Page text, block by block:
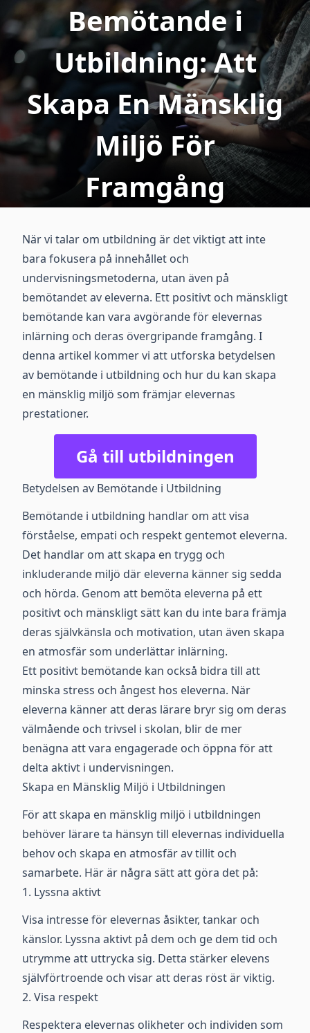
Bemötande i
Utbildning: Att
Skapa En Mänsklig
Miljö För
Framgång
När vi talar om utbildning är det viktigt att inte
bara fokusera på innehållet och
undervisningsmetoderna, utan även på
bemötandet av eleverna. Ett positivt och mänskligt
bemötande kan vara avgörande för elevernas
inlärning och deras övergripande framgång. I
denna artikel kommer vi att utforska betydelsen
av bemötande i utbildning och hur du kan skapa
en mänsklig miljö som främjar elevernas
prestationer.
Gå till utbildningen
Betydelsen av Bemötande i Utbildning
Bemötande i utbildning handlar om att visa
förståelse, empati och respekt gentemot eleverna.
Det handlar om att skapa en trygg och
inkluderande miljö där eleverna känner sig sedda
och hörda. Genom att bemöta eleverna på ett
positivt och mänskligt sätt kan du inte bara främja
deras självkänsla och motivation, utan även skapa
en atmosfär som underlättar inlärning.
Ett positivt bemötande kan också bidra till att
minska stress och ångest hos eleverna. När
eleverna känner att deras lärare bryr sig om deras
välmående och trivsel i skolan, blir de mer
benägna att vara engagerade och öppna för att
delta aktivt i undervisningen.
Skapa en Mänsklig Miljö i Utbildningen
För att skapa en mänsklig miljö i utbildningen
behöver lärare ta hänsyn till elevernas individuella
behov och skapa en atmosfär av tillit och
samarbete. Här är några sätt att göra det på:
1. Lyssna aktivt
Visa intresse för elevernas åsikter, tankar och
känslor. Lyssna aktivt på dem och ge dem tid och
utrymme att uttrycka sig. Detta stärker elevens
självförtroende och visar att deras röst är viktig.
2. Visa respekt
Respektera elevernas olikheter och individen som